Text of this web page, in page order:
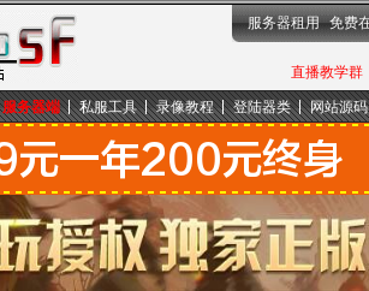
直播教学群
服务器租用 免费
服务器端 私服工具 录像教程 登陆器类 网站源码